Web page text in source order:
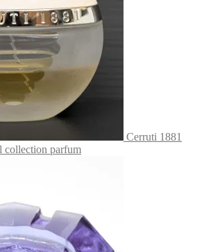
Cerruti 1881
collection parfum